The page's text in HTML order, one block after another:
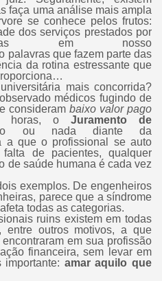
faça uma análise mais ampla
se conhece pelos frutos:
dos serviços prestados por
em nosso
palavras que fazem parte das
da rotina estressante que
mais concorrida?
médicos fugindo de
consideram baixo valor pago
horas, o Juramento de
ou nada diante da
a que o profissional se auto
de pacientes, qualquer
de saúde humana é cada vez
exemplos. De engenheiros
parece que a síndrome
todas as categorias.
ruins existem em todas
outros motivos, a que
em sua profissão
financeira, sem levar em
amar aquilo que